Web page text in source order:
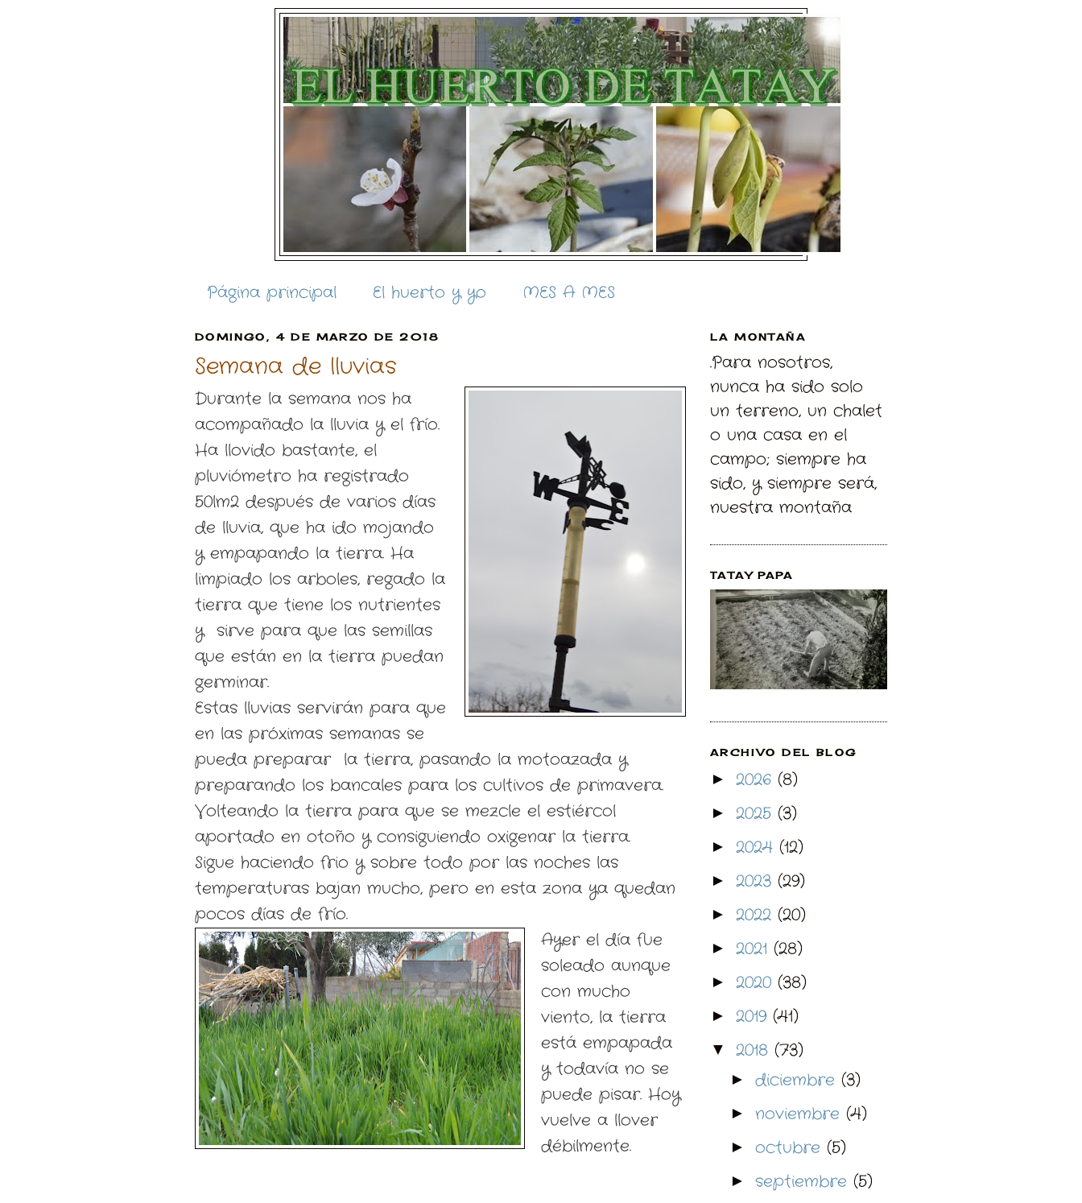
Página principal El huerto y yo MES A MES
DOMINGO, 4 DE MARZO DE 2018
Semana de lluvias
Durante la semana nos ha
acompañado la lluvia y el frío.
Ha llovido bastante, el
pluviómetro ha registrado
50lm2 después de varios días
de lluvia, que ha ido mojando
y empapando la tierra. Ha
limpiado los arboles, regado la
tierra que tiene los nutrientes
y sirve para que las semillas
que están en la tierra puedan
germinar.
Estas lluvias servirán para que
en las próximas semanas se
pueda preparar la tierra, pasando la motoazada y
preparando los bancales para los cultivos de primavera.
Volteando la tierra para que se mezcle el estiércol
aportado en otoño y consiguiendo oxigenar la tierra.
Sigue haciendo frio y sobre todo por las noches las
temperaturas bajan mucho, pero en esta zona ya quedan
pocos días de frío.
Ayer el día fue
soleado aunque
con mucho
viento, la tierra
está empapada
y todavía no se
puede pisar. Hoy
vuelve a llover
débilmente.
LA MONTAÑA
.Para nosotros,
nunca ha sido solo
un terreno, un chalet
o una casa en el
campo; siempre ha
sido, y siempre será,
nuestra montaña
TATAY PAPA
ARCHIVO DEL BLOG
► 2026 (8)
► 2025 (3)
► 2024 (12)
► 2023 (29)
► 2022 (20)
► 2021 (28)
► 2020 (38)
► 2019 (41)
▼ 2018 (73)
► diciembre (3)
► noviembre (4)
► octubre (5)
► septiembre (5)